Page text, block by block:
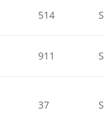
514
911
37